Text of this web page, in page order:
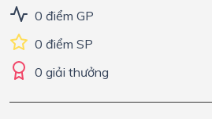
0 điểm GP
0 điểm SP
0 giải thưởng